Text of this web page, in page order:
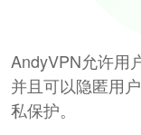
AndyVPN允许用
并且可以隐匿用
私保护。